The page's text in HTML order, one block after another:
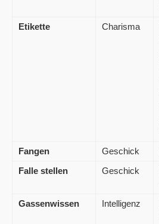
Etikette
Charisma
Fangen
Geschick
Falle stellen
Geschick
Gassenwissen
Intelligenz